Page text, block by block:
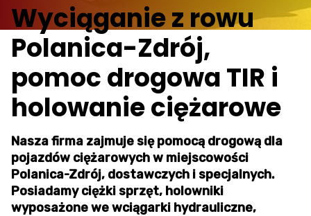
Wyciąganie z rowu
Polanica-Zdrój,
pomoc drogowa TIR i
holowanie ciężarowe
Nasza firma zajmuje się pomocą drogową dla
pojazdów ciężarowych w miejscowości
Polanica-Zdrój, dostawczych i specjalnych.
Posiadamy ciężki sprzęt, holowniki
wyposażone we wciągarki hydrauliczne,